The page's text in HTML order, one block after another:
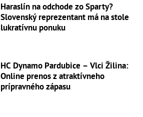
Haraslín na odchode zo Sparty?
Slovenský reprezentant má na stole
lukratívnu ponuku
HC Dynamo Pardubice – Vlci Žilina:
Online prenos z atraktívneho
prípravného zápasu